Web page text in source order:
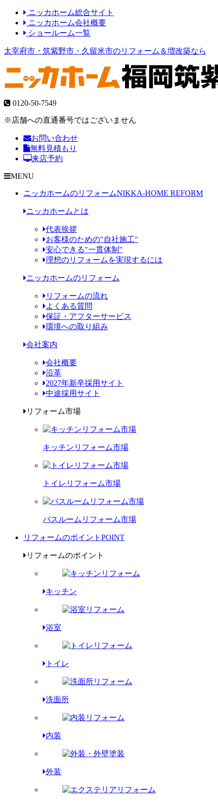
ニッカホーム総合サイト
ニッカホーム会社概要
ショールーム一覧
太宰府市・筑紫野市・久留米市のリフォーム＆増改築なら
0120-50-7549
※店舗への直通番号ではございません
お問い合わせ
無料見積もり
来店予約
MENU
ニッカホームのリフォームNIKKA-HOME REFORM
ニッカホームとは
代表挨拶
お客様のための"自社施工"
安心できる"一貫体制"
理想のリフォームを実現するには
ニッカホームのリフォーム
リフォームの流れ
よくある質問
保証・アフターサービス
環境への取り組み
会社案内
会社概要
沿革
2027年新卒採用サイト
中途採用サイト
リフォーム市場
キッチンリフォーム市場
トイレリフォーム市場
バスルームリフォーム市場
リフォームのポイント POINT
リフォームのポイント
キッチン
浴室
トイレ
洗面所
内装
外装